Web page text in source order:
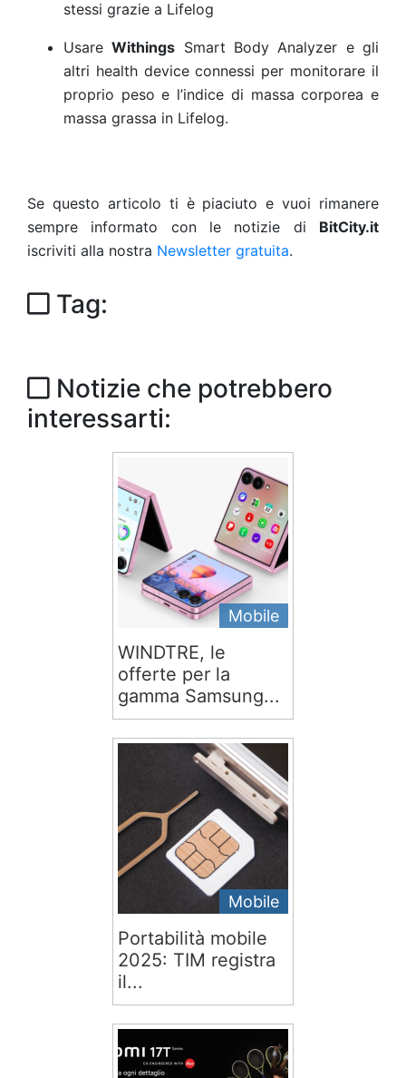
stessi grazie a Lifelog
UsareWithings Smart Body Analyzer e gli
altri health device connessi per monitorare il
proprio peso e l’indice di massa corporea e
massa grassa in Lifelog.
Se questo articolo ti è piaciuto e vuoi rimanere
sempre informato con le notizie di BitCity.it
iscriviti alla nostra Newsletter gratuita.
Tag:
Notizie che potrebbero
interessarti:
Mobile
WINDTRE, le
offerte per la
gamma Samsung...
Mobile
Portabilità mobile
2025: TIM registra
il...